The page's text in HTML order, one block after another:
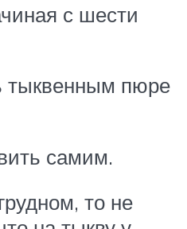
с шести
тыквенным пюре
самим.
то не